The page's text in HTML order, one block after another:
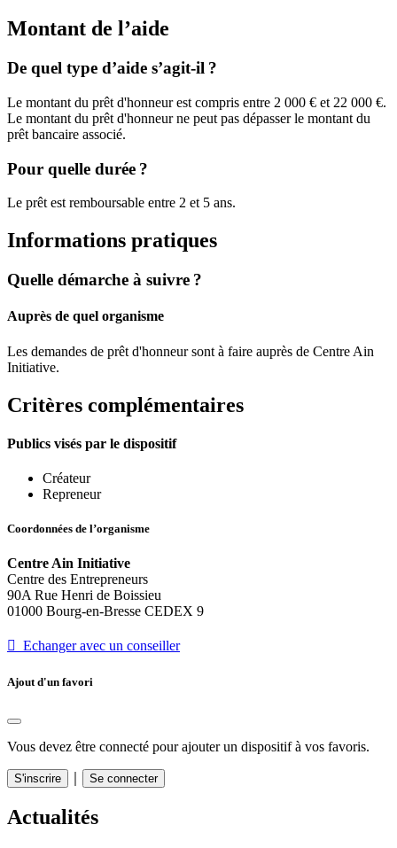
Montant de l’aide
De quel type d’aide s’agit-il ?
Le montant du prêt d'honneur est compris entre 2 000 € et 22 000 €.
Le montant du prêt d'honneur ne peut pas dépasser le montant du
prêt bancaire associé.
Pour quelle durée ?
Le prêt est remboursable entre 2 et 5 ans.
Informations pratiques
Quelle démarche à suivre ?
Auprès de quel organisme
Les demandes de prêt d'honneur sont à faire auprès de Centre Ain
Initiative.
Critères complémentaires
Publics visés par le dispositif
Créateur
Repreneur
Coordonnées de l’organisme
Centre Ain Initiative
Centre des Entrepreneurs
90A Rue Henri de Boissieu
01000 Bourg-en-Bresse CEDEX 9
 Echanger avec un conseiller
Ajout d'un favori
Vous devez être connecté pour ajouter un dispositif à vos favoris.
S'inscrire Se connecter
Actualités